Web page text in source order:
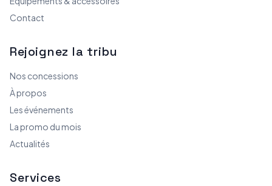
Contact
Rejoignez la tribu
Nos concessions
À propos
Les événements
La promo du mois
Actualités
Services